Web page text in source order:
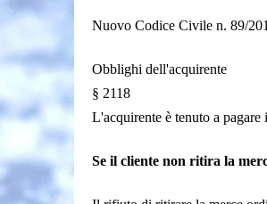
Nuovo Codice Civile n. 89/
Obblighi dell'acquirente
§ 2118
L'acquirente è tenuto a
Se il cliente non ritira la